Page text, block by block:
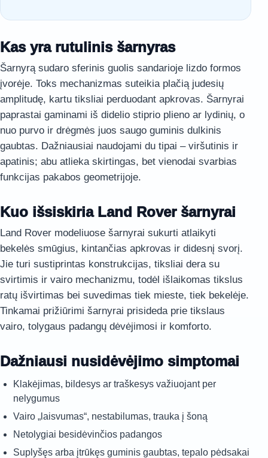
Kas yra rutulinis šarnyras
Šarnyrą sudaro sferinis guolis sandarioje lizdo formos
įvorėje. Toks mechanizmas suteikia plačią judesių
amplitudę, kartu tiksliai perduodant apkrovas. Šarnyrai
paprastai gaminami iš didelio stiprio plieno ar lydinių, o
nuo purvo ir drėgmės juos saugo guminis dulkinis
gaubtas. Dažniausiai naudojami du tipai – viršutinis ir
apatinis; abu atlieka skirtingas, bet vienodai svarbias
funkcijas pakabos geometrijoje.
Kuo išsiskiria Land Rover šarnyrai
Land Rover modeliuose šarnyrai sukurti atlaikyti
bekelės smūgius, kintančias apkrovas ir didesnį svorį.
Jie turi sustiprintas konstrukcijas, tiksliai dera su
svirtimis ir vairo mechanizmu, todėl išlaikomas tikslus
ratų išvirtimas bei suvedimas tiek mieste, tiek bekelėje.
Tinkamai prižiūrimi šarnyrai prisideda prie tikslaus
vairo, tolygaus padangų dėvėjimosi ir komforto.
Dažniausi nusidėvėjimo simptomai
Klakėjimas, bildesys ar traškesys važiuojant per
nelygumus
Vairo „laisvumas“, nestabilumas, trauka į šoną
Netolygiai besidėvinčios padangos
Suplyšęs arba įtrūkęs guminis gaubtas, tepalo pėdsakai